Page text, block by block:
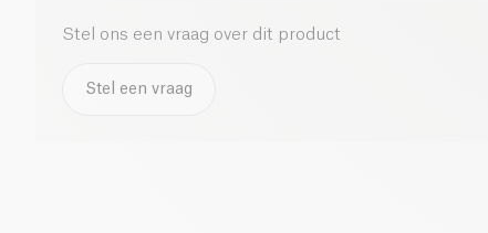
Stel ons een vraag over dit product
Stel een vraag